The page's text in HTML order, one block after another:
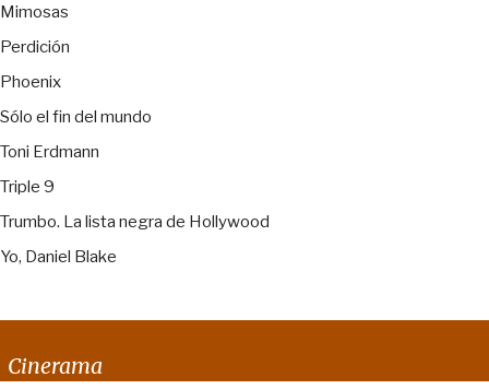
Mimosas
Perdición
Phoenix
Sólo el fin del mundo
Toni Erdmann
Triple 9
Trumbo. La lista negra de Hollywood
Yo, Daniel Blake
Cinerama